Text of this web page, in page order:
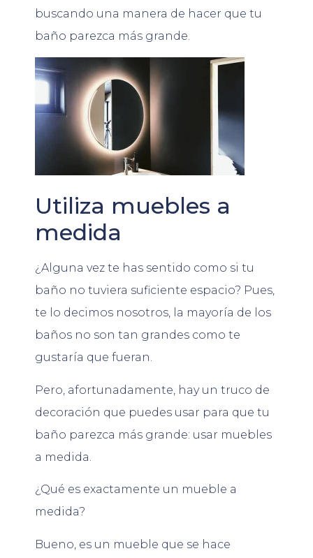
buscando una manera de hacer que tu
baño parezca más grande.
Utiliza muebles a
medida
¿Alguna vez te has sentido como si tu
baño no tuviera suficiente espacio? Pues,
te lo decimos nosotros, la mayoría de los
baños no son tan grandes como te
gustaría que fueran.
Pero, afortunadamente, hay un truco de
decoración que puedes usar para que tu
baño parezca más grande: usar muebles
a medida.
¿Qué es exactamente un mueble a
medida?
Bueno, es un mueble que se hace